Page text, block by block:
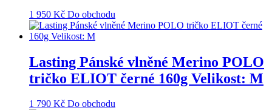
1 950 Kč Do obchodu
Lasting Pánské vlněné Merino POLO
tričko ELIOT černé 160g Velikost: M
1 790 Kč Do obchodu